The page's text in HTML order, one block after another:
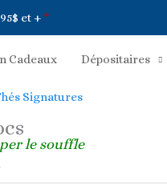
et +*
Cadeaux Dépositaires
Signatures
le souffle